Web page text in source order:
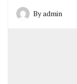
Byadmin